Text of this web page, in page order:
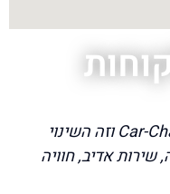
התקנתי תחנת טעינה מ-Car-Charger וזה השינוי
אדיב, חוויה